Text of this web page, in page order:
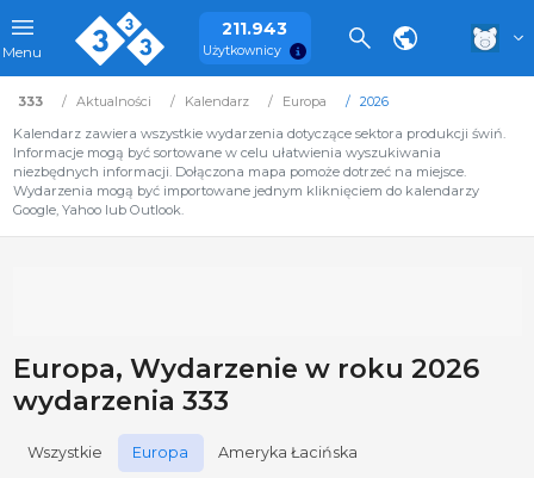
Menu
211.943
Użytkownicy
333 Aktualności Kalendarz Europa
2026
Kalendarz zawiera wszystkie wydarzenia dotyczące sektora produkcji świń.
Informacje mogą być sortowane w celu ułatwienia wyszukiwania
niezbędnych informacji. Dołączona mapa pomoże dotrzeć na miejsce.
Wydarzenia mogą być importowane jednym kliknięciem do kalendarzy
Google, Yahoo lub Outlook.
Europa, Wydarzenie w roku 2026
wydarzenia 333
Wszystkie Europa Ameryka Łacińska